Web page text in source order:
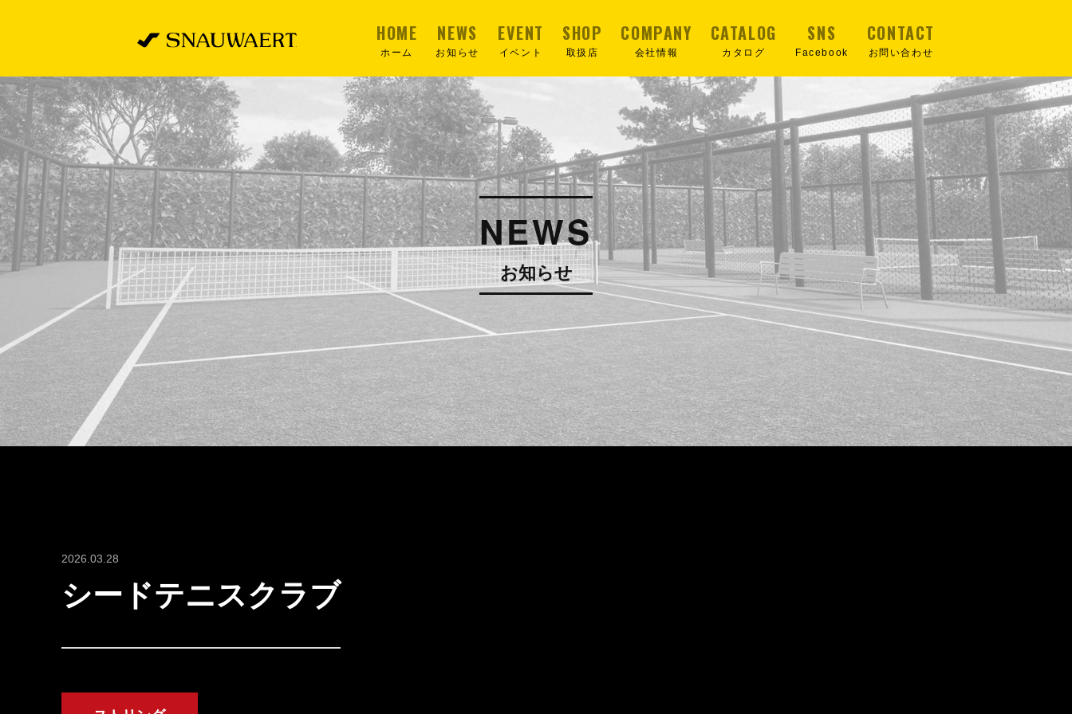
HOME
ホーム
NEWS
お知らせ
EVENT
イベント
SHOP
取扱店
COMPANY
会社情報
CATALOG
カタログ
SNS
Facebook
CONTACT
お問い合わせ
NEWS
お知らせ
2026.03.28
シードテニスクラブ